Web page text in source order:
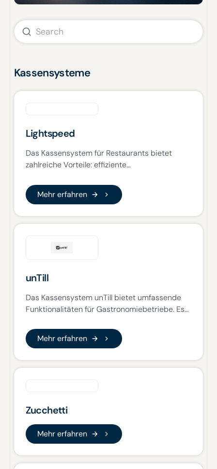
Kassensysteme
Lightspeed
Das Kassensystem für Restaurants bietet
zahlreiche Vorteile: effiziente
nahtlose Integrationen, personalisierte
Kundenerfahrungen, verbesserte
Arbeitsabläufe für ein reibungsloses
Mehr erfahren
Mehr erfahren
unTill
Das Kassensystem unTill bietet umfassende
Funktionalitäten für Gastronomiebetriebe. Es
verschiedene Konzepte wie Tischbedienung,
Take Away und Mobile Ordering. Es verfügt
flexible Schnittstellen zu Drittsystemen wie
Mehr erfahren
Mehr erfahren
Zucchetti
Mehr erfahren
Mehr erfahren